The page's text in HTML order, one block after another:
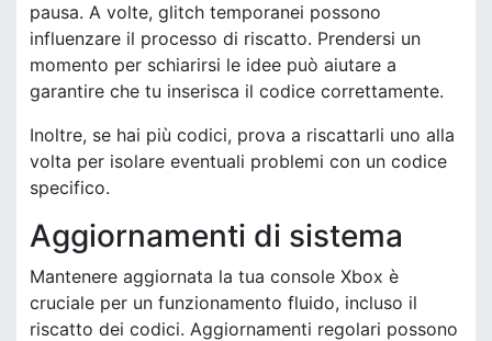
pausa. A volte, glitch temporanei possono
influenzare il processo di riscatto. Prendersi un
momento per schiarirsi le idee può aiutare a
garantire che tu inserisca il codice correttamente.
Inoltre, se hai più codici, prova a riscattarli uno alla
volta per isolare eventuali problemi con un codice
specifico.
Aggiornamenti di sistema
Mantenere aggiornata la tua console Xbox è
cruciale per un funzionamento fluido, incluso il
riscatto dei codici. Aggiornamenti regolari possono